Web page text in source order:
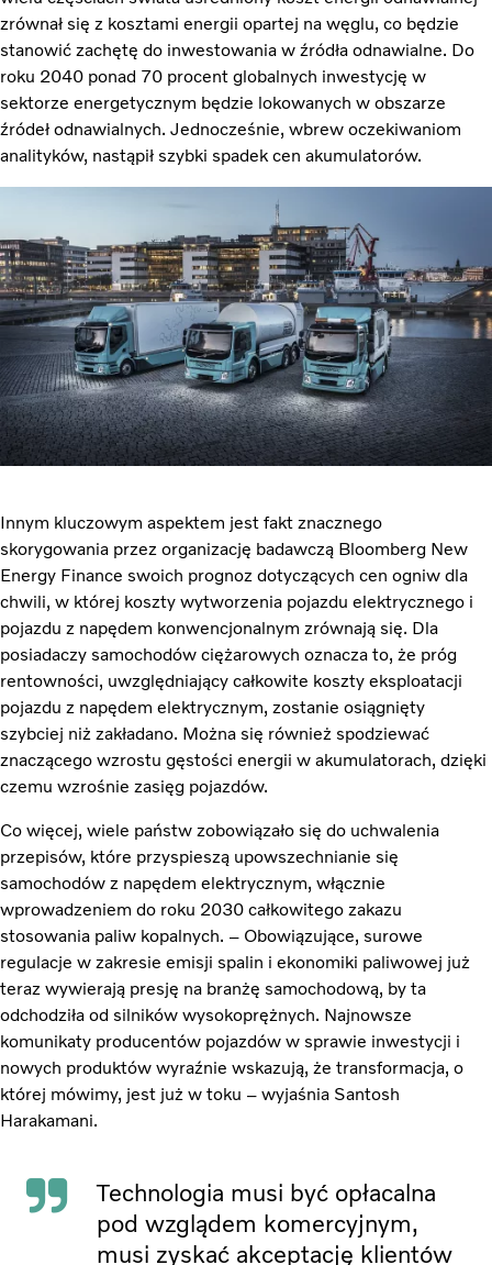
zrównał się z kosztami energii opartej na węglu, co będzie
stanowić zachętę do inwestowania w źródła odnawialne. Do
roku 2040 ponad 70 procent globalnych inwestycję w
sektorze energetycznym będzie lokowanych w obszarze
źródeł odnawialnych. Jednocześnie, wbrew oczekiwaniom
analityków, nastąpił szybki spadek cen akumulatorów.
Innym kluczowym aspektem jest fakt znacznego
skorygowania przez organizację badawczą Bloomberg New
Energy Finance swoich prognoz dotyczących cen ogniw dla
chwili, w której koszty wytworzenia pojazdu elektrycznego i
pojazdu z napędem konwencjonalnym zrównają się. Dla
posiadaczy samochodów ciężarowych oznacza to, że próg
rentowności, uwzględniający całkowite koszty eksploatacji
pojazdu z napędem elektrycznym, zostanie osiągnięty
szybciej niż zakładano. Można się również spodziewać
znaczącego wzrostu gęstości energii w akumulatorach, dzięki
czemu wzrośnie zasięg pojazdów.
Co więcej, wiele państw zobowiązało się do uchwalenia
przepisów, które przyspieszą upowszechnianie się
samochodów z napędem elektrycznym, włącznie
wprowadzeniem do roku 2030 całkowitego zakazu
stosowania paliw kopalnych. – Obowiązujące, surowe
regulacje w zakresie emisji spalin i ekonomiki paliwowej już
teraz wywierają presję na branżę samochodową, by ta
odchodziła od silników wysokoprężnych. Najnowsze
komunikaty producentów pojazdów w sprawie inwestycji i
nowych produktów wyraźnie wskazują, że transformacja, o
której mówimy, jest już w toku – wyjaśnia Santosh
Harakamani.
Technologia musi być opłacalna
pod wzglądem komercyjnym,
musi zyskać akceptację klientów